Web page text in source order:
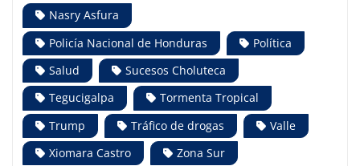
Nasry Asfura
Policía Nacional de Honduras
Política
Salud
Sucesos Choluteca
Tegucigalpa
Tormenta Tropical
Trump
Tráfico de drogas
Valle
Xiomara Castro
Zona Sur